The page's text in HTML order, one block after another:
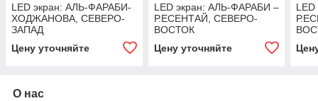
LED экран: АЛЬ-ФАРАБИ-
ХОДЖАНОВА, СЕВЕРО-
ЗАПАД
Цену уточняйте
LED экран: АЛЬ-ФАРАБИ –
Р.ЕСЕНТАЙ, СЕВЕРО-
ВОСТОК
Цену уточняйте
О нас